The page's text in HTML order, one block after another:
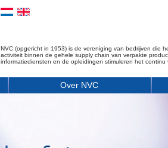
NVC (opgericht in 1953) is de vereniging van bedrijven die
activiteit binnen de gehele supply chain van verpakte
informatiediensten en de opleidingen stimuleren het continu
Over NVC